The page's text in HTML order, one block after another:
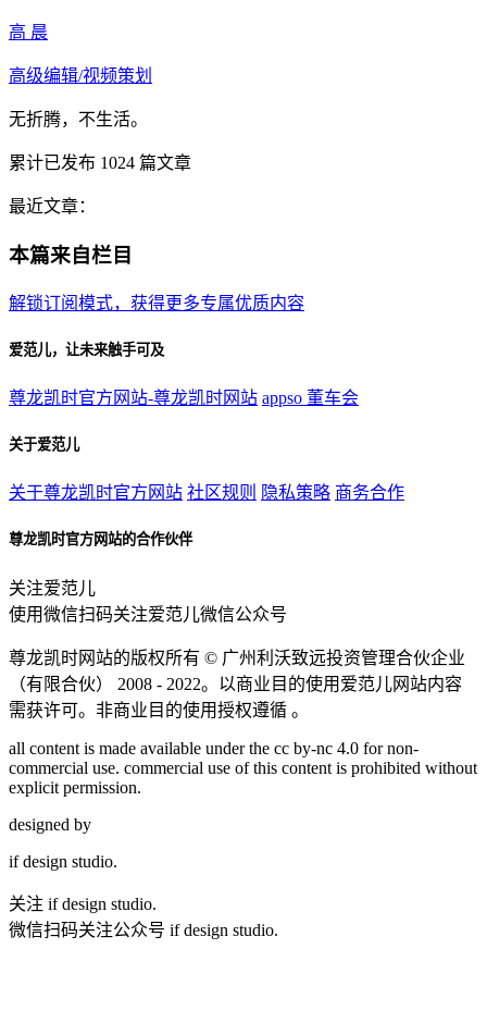
高 晨
高级编辑/视频策划
无折腾，不生活。
累计已发布 1024 篇文章
最近文章：
本篇来自栏目
解锁订阅模式，获得更多专属优质内容
爱范儿，让未来触手可及
尊龙凯时官方网站-尊龙凯时网站 appso 董车会
关于爱范儿
关于尊龙凯时官方网站 社区规则 隐私策略 商务合作
尊龙凯时官方网站的合作伙伴
关注爱范儿
使用微信扫码关注爱范儿微信公众号
尊龙凯时网站的版权所有 © 广州利沃致远投资管理合伙企业
（有限合伙）
2008 - 2022。以商业目的使用爱范儿网站内容
需获许可。非商业目的使用授权遵循 。
all content is made available under the cc by-nc 4.0 for non-
commercial use. commercial use of this content is prohibited without
explicit permission.
designed by
if design studio.
关注 if design studio.
微信扫码关注公众号 if design studio.